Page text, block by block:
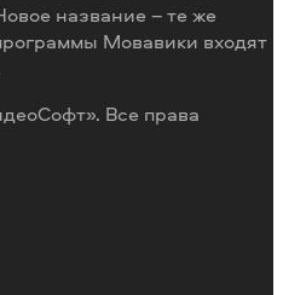
название – те же
Мовавики входят
Все права